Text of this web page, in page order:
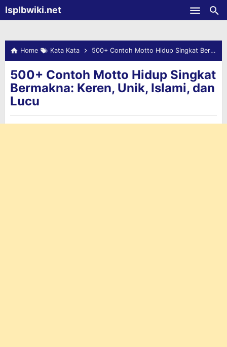
-->Isplbwiki.net
Home Kata Kata 500+ Contoh Motto Hidup Singkat Bermakna: Keren, Unik, Islami, dan Lucu
500+ Contoh Motto Hidup Singkat
Bermakna: Keren, Unik, Islami, dan
Lucu